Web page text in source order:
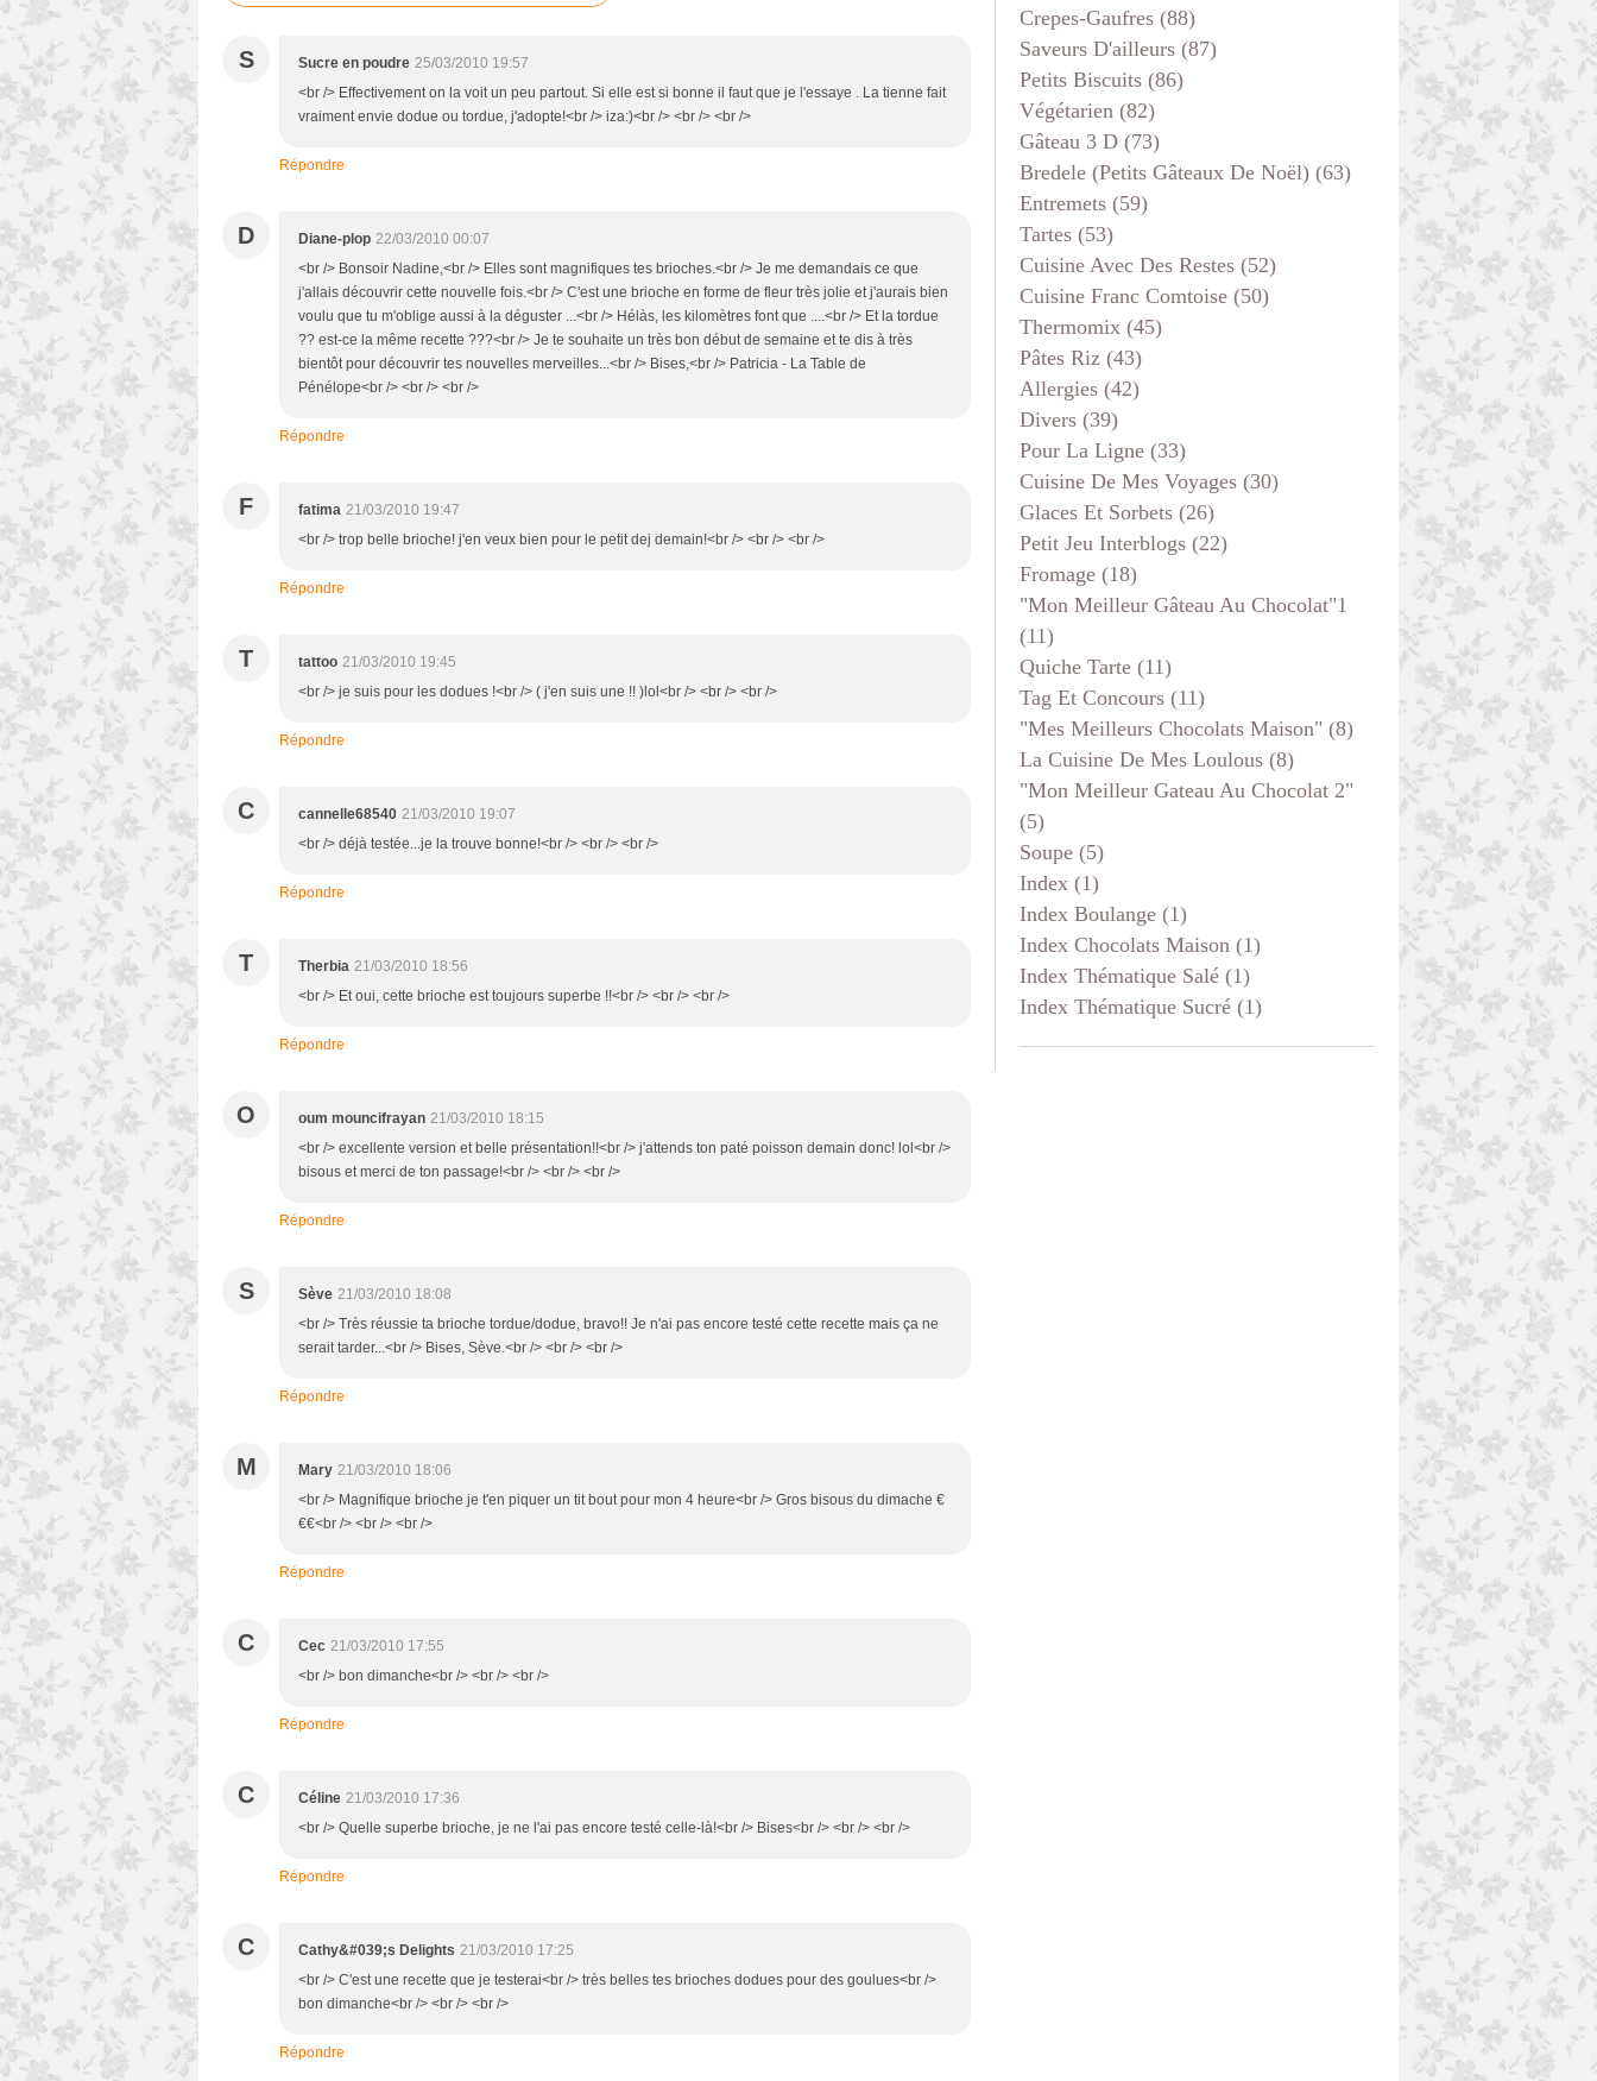
S Sucre en poudre 25/03/2010 19:57
<br /> Effectivement on la voit un peu partout. Si elle est si bonne il faut que je l'essaye . La tienne fait
vraiment envie dodue ou tordue, j'adopte!<br /> iza:)<br /> <br /> <br />
Répondre
D Diane-plop 22/03/2010 00:07
<br /> Bonsoir Nadine,<br /> Elles sont magnifiques tes brioches.<br /> Je me demandais ce que
j'allais découvrir cette nouvelle fois.<br /> C'est une brioche en forme de fleur très jolie et j'aurais bien
voulu que tu m'oblige aussi à la déguster ...<br /> Hélàs, les kilomètres font que ....<br /> Et la tordue
?? est-ce la même recette ???<br /> Je te souhaite un très bon début de semaine et te dis à très
bientôt pour découvrir tes nouvelles merveilles...<br /> Bises,<br /> Patricia - La Table de
Pénélope<br /> <br /> <br />
Répondre
F fatima 21/03/2010 19:47
<br /> trop belle brioche! j'en veux bien pour le petit dej demain!<br /> <br /> <br />
Répondre
T tattoo 21/03/2010 19:45
<br /> je suis pour les dodues !<br /> ( j'en suis une !! )lol<br /> <br /> <br />
Répondre
C cannelle68540 21/03/2010 19:07
<br /> déjà testée...je la trouve bonne!<br /> <br /> <br />
Répondre
T Therbia 21/03/2010 18:56
<br /> Et oui, cette brioche est toujours superbe !!<br /> <br /> <br />
Répondre
O oum mouncifrayan 21/03/2010 18:15
<br /> excellente version et belle présentation!!<br /> j'attends ton paté poisson demain donc! lol<br />
bisous et merci de ton passage!<br /> <br /> <br />
Répondre
S Sève 21/03/2010 18:08
<br /> Très réussie ta brioche tordue/dodue, bravo!! Je n'ai pas encore testé cette recette mais ça ne
serait tarder...<br /> Bises, Sève.<br /> <br /> <br />
Répondre
M Mary 21/03/2010 18:06
<br /> Magnifique brioche je t'en piquer un tit bout pour mon 4 heure<br /> Gros bisous du dimache €
€€<br /> <br /> <br />
Répondre
C Cec 21/03/2010 17:55
<br /> bon dimanche<br /> <br /> <br />
Répondre
C Céline 21/03/2010 17:36
<br /> Quelle superbe brioche, je ne l'ai pas encore testé celle-là!<br /> Bises<br /> <br /> <br />
Répondre
C Cathy&#039;s Delights 21/03/2010 17:25
<br /> C'est une recette que je testerai<br /> très belles tes brioches dodues pour des goulues<br />
bon dimanche<br /> <br /> <br />
Répondre
Crepes-Gaufres (88)
Saveurs D'ailleurs (87)
Petits Biscuits (86)
Végétarien (82)
Gâteau 3 D (73)
Bredele (petits Gâteaux De Noël) (63)
Entremets (59)
Tartes (53)
Cuisine Avec Des Restes (52)
Cuisine Franc Comtoise (50)
Thermomix (45)
Pâtes Riz (43)
Allergies (42)
Divers (39)
Pour La Ligne (33)
Cuisine De Mes Voyages (30)
Glaces Et Sorbets (26)
Petit Jeu Interblogs (22)
Fromage (18)
"mon Meilleur Gâteau Au Chocolat"1
(11)
Quiche Tarte (11)
Tag Et Concours (11)
"mes Meilleurs Chocolats Maison" (8)
La Cuisine De Mes Loulous (8)
"mon Meilleur Gateau Au Chocolat 2"
(5)
Soupe (5)
Index (1)
Index Boulange (1)
Index Chocolats Maison (1)
Index Thématique Salé (1)
Index Thématique Sucré (1)